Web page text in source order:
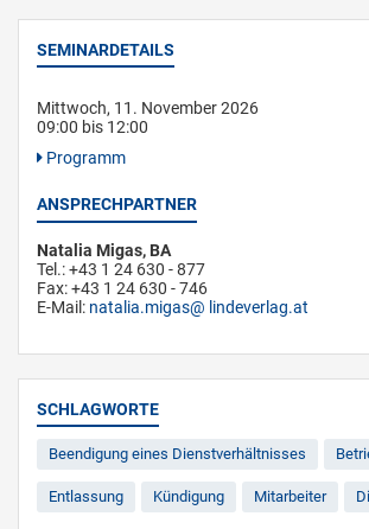
SEMINARDETAILS
Mittwoch, 11. November 2026
09:00 bis 12:00
Programm
ANSPRECHPARTNER
Natalia Migas, BA
Tel.: +43 1 24 630 - 877
Fax: +43 1 24 630 - 746
E-Mail: natalia.migas lindeverlag.at
SCHLAGWORTE
Beendigung eines Dienstverhältnisses
Entlassung Kündigung Mitarbeiter